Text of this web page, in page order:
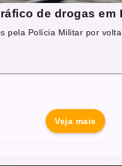
de drogas em
pela Polícia Militar por
Veja mais